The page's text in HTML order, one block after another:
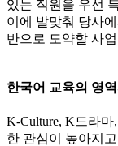
있는 직원을 우선
이에 발맞춰 당사
반으로 도약할 사
한국어 교육의 영
K-Culture, K드라마
한 관심이 높아지